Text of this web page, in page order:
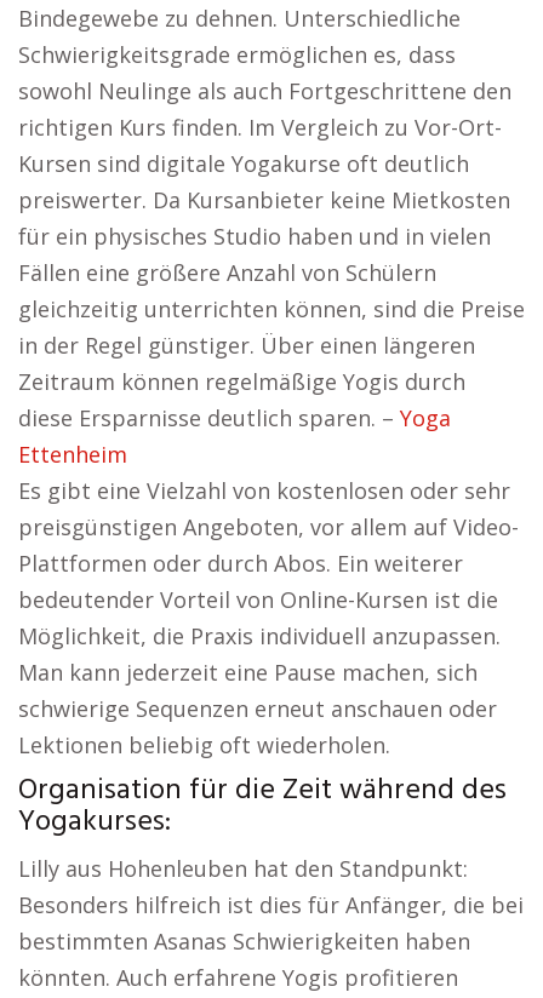
Bindegewebe zu dehnen. Unterschiedliche
Schwierigkeitsgrade ermöglichen es, dass
sowohl Neulinge als auch Fortgeschrittene den
richtigen Kurs finden. Im Vergleich zu Vor-Ort-
Kursen sind digitale Yogakurse oft deutlich
preiswerter. Da Kursanbieter keine Mietkosten
für ein physisches Studio haben und in vielen
Fällen eine größere Anzahl von Schülern
gleichzeitig unterrichten können, sind die Preise
in der Regel günstiger. Über einen längeren
Zeitraum können regelmäßige Yogis durch
diese Ersparnisse deutlich sparen. – Yoga
Ettenheim
Es gibt eine Vielzahl von kostenlosen oder sehr
preisgünstigen Angeboten, vor allem auf Video-
Plattformen oder durch Abos. Ein weiterer
bedeutender Vorteil von Online-Kursen ist die
Möglichkeit, die Praxis individuell anzupassen.
Man kann jederzeit eine Pause machen, sich
schwierige Sequenzen erneut anschauen oder
Lektionen beliebig oft wiederholen.
Organisation für die Zeit während des
Yogakurses:
Lilly aus Hohenleuben hat den Standpunkt:
Besonders hilfreich ist dies für Anfänger, die bei
bestimmten Asanas Schwierigkeiten haben
könnten. Auch erfahrene Yogis profitieren